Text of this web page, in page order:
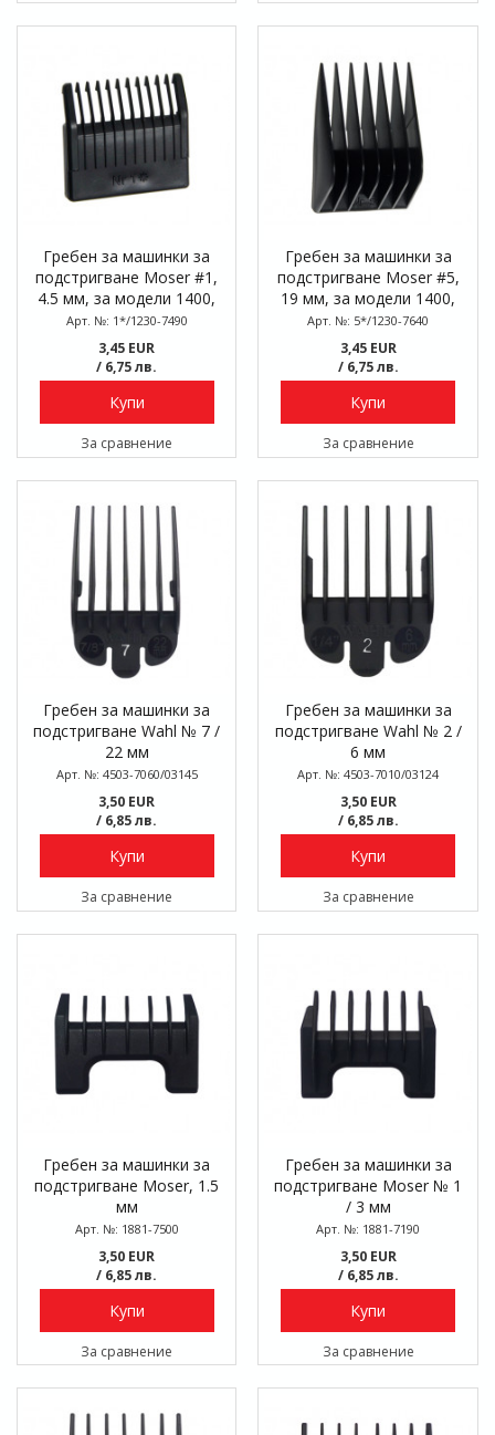
Гребен за машинки за
подстригване Moser #1,
4.5 мм, за модели 1400,
1170, 1230, 1750
Арт. №: 1*/1230-7490
3,45 EUR
/ 6,75 лв.
Купи
За сравнение
Гребен за машинки за
подстригване Moser #5,
19 мм, за модели 1400,
1170, 1230, 1750
Арт. №: 5*/1230-7640
3,45 EUR
/ 6,75 лв.
Купи
За сравнение
Гребен за машинки за
подстригване Wahl № 7 /
22 мм
Арт. №: 4503-7060/03145
3,50 EUR
/ 6,85 лв.
Купи
За сравнение
Гребен за машинки за
подстригване Wahl № 2 /
6 мм
Арт. №: 4503-7010/03124
3,50 EUR
/ 6,85 лв.
Купи
За сравнение
Гребен за машинки за
подстригване Moser, 1.5
мм
Арт. №: 1881-7500
3,50 EUR
/ 6,85 лв.
Купи
За сравнение
Гребен за машинки за
подстригване Moser № 1
/ 3 мм
Арт. №: 1881-7190
3,50 EUR
/ 6,85 лв.
Купи
За сравнение